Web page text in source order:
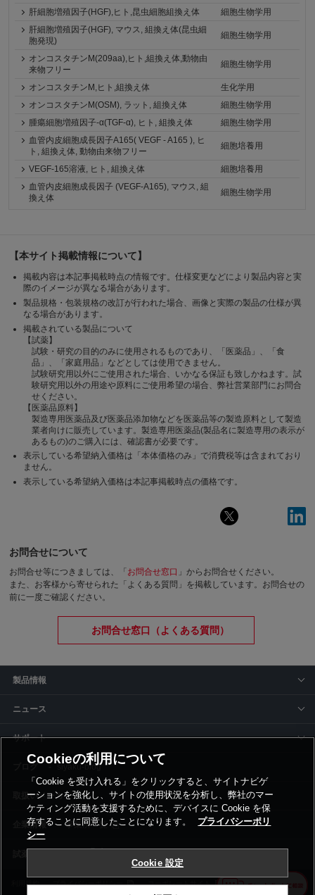
肝細胞増殖因子(HGF),ヒト,昆虫細胞組換え体
細胞生物学用
肝細胞増殖因子(HGF), マウス, 組換え体(昆虫細
胞発現)
細胞生物学用
オンコスタチンM(209aa),ヒト,組換え体,動物由
来物フリー
細胞生物学用
オンコスタチンM,ヒト,組換え体
生化学用
オンコスタチンM(OSM), ラット, 組換え体
細胞生物学用
腫瘍細胞増殖因子-α(TGF-α), ヒト, 組換え体
細胞生物学用
血管内皮細胞成長因子A165( VEGF - A165 ), ヒ
ト, 組換え体, 動物由来物フリー
細胞培養用
VEGF-165溶液, ヒト, 組換え体
細胞培養用
血管内皮細胞成長因子 (VEGF-A165), マウス, 組
換え体
細胞生物学用
【本サイト掲載情報について】
掲載内容は本記事掲載時点の情報です。仕様変更などにより製品内容と実
際のイメージが異なる場合があります。
製品規格・包装規格の改訂が行われた場合、画像と実際の製品の仕様が異
なる場合があります。
掲載されている製品について
【試薬】
試験・研究の目的のみに使用されるものであり、「医薬品」、「食
品」、「家庭用品」などとしては使用できません。
試験研究用以外にご使用された場合、いかなる保証も致しかねます。試
験研究用以外の用途や原料にご使用希望の場合、弊社営業部門にお問合
せください。
【医薬品原料】
製造専用医薬品及び医薬品添加物などを医薬品等の製造原料として製造
業者向けに販売しています。製造専用医薬品(製品名に製造専用の表示が
あるもの)のご購入には、確認書が必要です。
表示している希望納入価格は「本体価格のみ」で消費税等は含まれており
ません。
表示している希望納入価格は本記事掲載時点の価格です。
お問合せについて
お問合せ等につきましては、「 お問合せ窓口 」からお問合せください。
また、お客様から寄せられた「よくある質問」を掲載しています。お問合せの
前に一度ご確認ください。
お問合せ窓口（よくある質問）
製品情報
ニュース
サポート
siyaku-blog
取扱いメーカー
事業所一覧
利用規約 プライバシーポリシー コーポレートサイト Cookie設定
Cookieの利用について
「Cookie を受け入れる」をクリックすると、サイトナビゲ
ーションを強化し、サイトの使用状況を分析し、弊社のマー
ケティング活動を支援するために、デバイスに Cookie を保
存することに同意したことになります。
プライバシーポリ
シー
Cookie 設定